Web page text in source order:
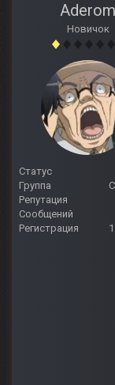
Aderom
Новичок
Статус
Группа
Репутация
Сообщений
Регистрация